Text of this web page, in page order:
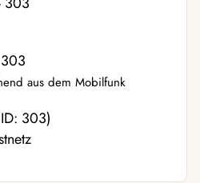
aus dem Mobilfunk
303)